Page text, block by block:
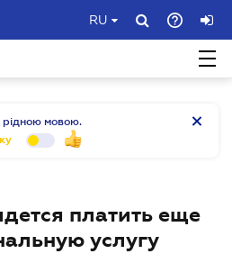
RU
рідною мовою.
платить еще
услугу